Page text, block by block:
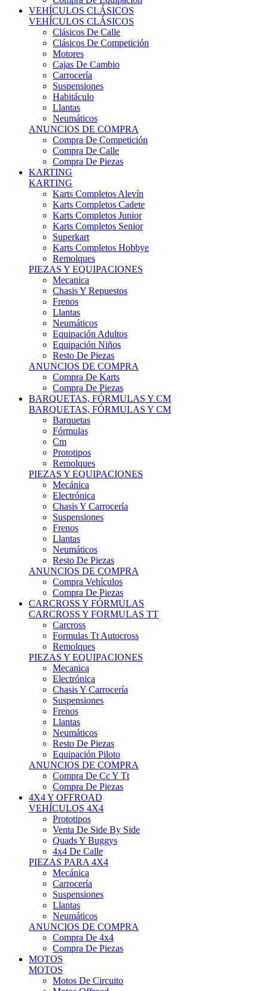
VEHÍCULOS CLÁSICOS
VEHÍCULOS CLÁSICOS
Clásicos De Calle
Clásicos De Competición
Motores
Cajas De Cambio
Carrocería
Suspensiones
Habitáculo
Llantas
Neumáticos
ANUNCIOS DE COMPRA
Compra De Competición
Compra De Calle
Compra De Piezas
KARTING
KARTING
Karts Completos Alevín
Karts Completos Cadete
Karts Completos Junior
Karts Completos Senior
Superkart
Karts Completos Hobbye
Remolques
PIEZAS Y EQUIPACIONES
Mecanica
Chasis Y Repuestos
Frenos
Llantas
Neumáticos
Equipación Adultos
Equipación Niños
Resto De Piezas
ANUNCIOS DE COMPRA
Compra De Karts
Compra De Piezas
BARQUETAS, FÓRMULAS Y CM
BARQUETAS, FÓRMULAS Y CM
Barquetas
Fórmulas
Cm
Prototipos
Remolques
PIEZAS Y EQUIPACIONES
Mecánica
Electrónica
Chasis Y Carrocería
Suspensiones
Frenos
Llantas
Neumáticos
Resto De Piezas
ANUNCIOS DE COMPRA
Compra Vehículos
Compra De Piezas
CARCROSS Y FÓRMULAS
CARCROSS Y FORMULAS TT
Carcross
Formulas Tt Autocross
Remolques
PIEZAS Y EQUIPACIONES
Mecanica
Electrónica
Chasis Y Carrocería
Suspensiones
Frenos
Llantas
Neumáticos
Resto De Piezas
Equipación Piloto
ANUNCIOS DE COMPRA
Compra De Cc Y Tt
Compra De Piezas
4X4 Y OFFROAD
VEHÍCULOS 4X4
Prototipos
Venta De Side By Side
Quads Y Buggys
4x4 De Calle
PIEZAS PARA 4X4
Mecánica
Carrocería
Suspensiones
Llantas
Neumáticos
ANUNCIOS DE COMPRA
Compra De 4x4
Compra De Piezas
MOTOS
MOTOS
Motos De Circuito